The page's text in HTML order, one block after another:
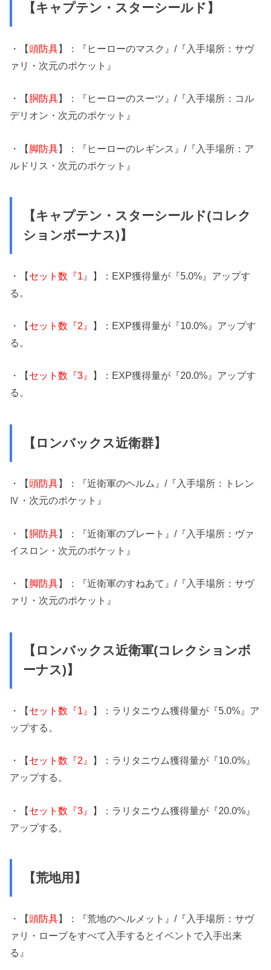
【キャプテン・スターシールド】
・【頭防具】：『ヒーローのマスク』/『入手場所：サヴ
ァリ・次元のポケット』
・【胴防具】：『ヒーローのスーツ』/『入手場所：コル
デリオン・次元のポケット』
・【脚防具】：『ヒーローのレギンス』/『入手場所：ア
ルドリス・次元のポケット』
【キャプテン・スターシールド(コレク
ションボーナス)】
・【セット数『1』 】：EXP獲得量が『5.0%』アップす
る。
・【セット数『2』 】：EXP獲得量が『10.0%』アップす
る。
・【セット数『3』 】：EXP獲得量が『20.0%』アップす
る。
【ロンバックス近衛群】
・【頭防具】：『近衛軍のヘルム』/『入手場所：トレン
Ⅳ・次元のポケット』
・【胴防具】：『近衛軍のプレート』/『入手場所：ヴァ
イスロン・次元のポケット』
・【脚防具】：『近衛軍のすねあて』/『入手場所：サヴ
ァリ・次元のポケット』
【ロンバックス近衛軍(コレクションボ
ーナス)】
・【セット数『1』 】：ラリタニウム獲得量が『5.0%』ア
ップする。
・【セット数『2』 】：ラリタニウム獲得量が『10.0%』
アップする。
・【セット数『3』 】：ラリタニウム獲得量が『20.0%』
アップする。
【荒地用】
・【頭防具】：『荒地のヘルメット』/『入手場所：サヴ
ァリ・ローブをすべて入手するとイベントで入手出来
る』